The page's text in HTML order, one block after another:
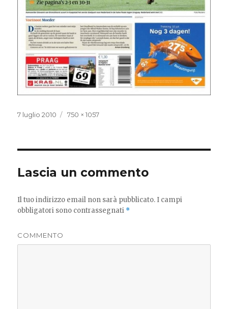
Pubblicato
7 luglio 2010
Dimensione
750 × 1057
Lascia un commento
Il tuo indirizzo email non sarà pubblicato. I campi
obbligatori sono contrassegnati *
COMMENTO